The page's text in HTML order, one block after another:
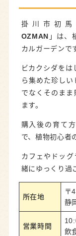
掛川市初馬
OZMAN 」は、
カルガーデンで
ビカクシダを
ら集めた珍し
でなくそのま
ます。
購入後の育て
で、植物初心者
カフェやドッ
緒にゆっくり過
所在地
〒
静
営業時間
飲